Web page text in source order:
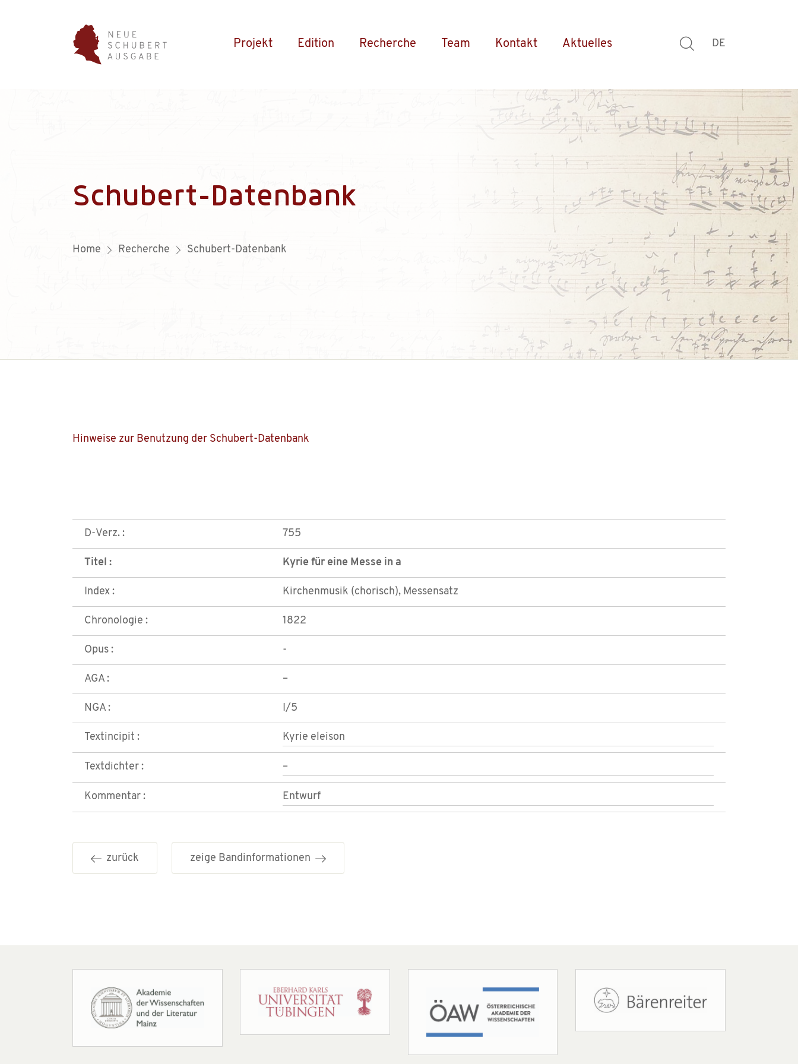
Projekt Edition Recherche Team Kontakt Aktuelles DE
Schubert-Datenbank
Home Recherche Schubert-Datenbank
Hinweise zur Benutzung der Schubert-Datenbank
D-Verz. : 755
Titel : Kyrie für eine Messe in a
Index : Kirchenmusik (chorisch), Messensatz
Chronologie : 1822
Opus : -
AGA : –
NGA : I/5
Textincipit : Kyrie eleison
Textdichter : –
Kommentar : Entwurf
zurück zeige Bandinformationen